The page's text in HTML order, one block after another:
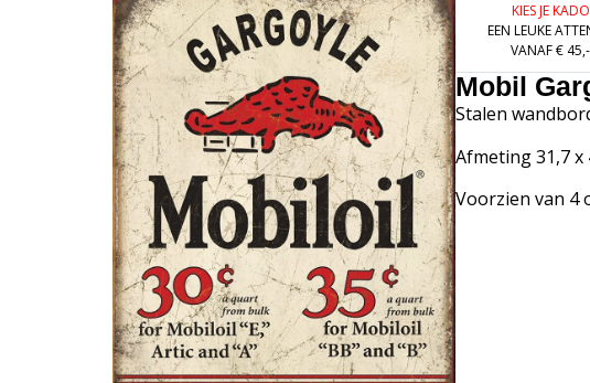
KIES JE KADO
EEN LEUKE
VANAF € 45,-
Mobil
Stalen
Afmeting 31,7 x
Voorzien van 4